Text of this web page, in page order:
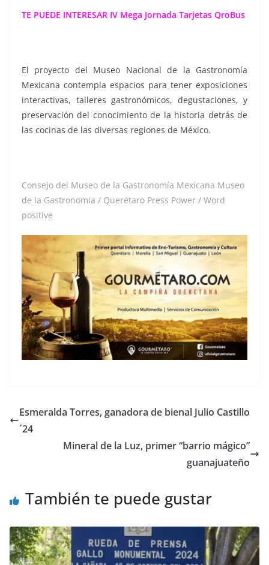
TE PUEDE INTERESAR IV Mega Jornada Tarjetas QroBus
El proyecto del Museo Nacional de la Gastronomía
Mexicana contempla espacios para tener exposiciones
interactivas, talleres gastronómicos, degustaciones, y
preservación del conocimiento de la historia detrás de
las cocinas de las diversas regiones de México.
Consejo del Museo de la Gastronomía Mexicana Museo
de la Gastronomía / Querétaro Press Power / Word
positive
Esmeralda Torres, ganadora de bienal Julio Castillo
´24
Mineral de la Luz, primer “barrio mágico”
guanajuateño
También te puede gustar